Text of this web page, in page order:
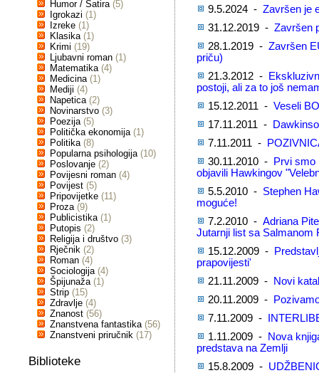
Humor / Satira (5)
Igrokazi (1)
Izreke (1)
Klasika (1)
Krimi (19)
Ljubavni roman (1)
Matematika (4)
Medicina (1)
Mediji (4)
Napetica (2)
Novinarstvo (3)
Poezija (5)
Politička ekonomija (1)
Politika (8)
Popularna psihologija (10)
Poslovanje (2)
Povijesni roman (4)
Povijest (5)
Pripovijetke (11)
Proza (9)
Publicistika (1)
Putopis (2)
Religija i društvo (3)
Rječnik (2)
Roman (4)
Sociologija (4)
Špijunaža (1)
Strip (15)
Zdravlje (4)
Znanost (56)
Znanstvena fantastika (56)
Znanstveni priručnik (17)
Biblioteke
9.5.2024 - Završen je
31.12.2019 - Završen
28.1.2019 - Završen
priču)
21.3.2012 -
postoji, ali za to još
15.12.2011 - Veseli
17.11.2011 -
7.11.2011 -
30.11.2010 -
Prvi smo
objavili Hawkingov
5.5.2010 - Stephen
moguće!
7.2.2010 - Adriana
Jutarnji list sa Salmanom
15.12.2009 -
prapovijesti'
21.11.2009 -
Novi
20.11.2009 -
7.11.2009 -
1.11.2009 -
Nova
predstava na Zemlji
15.8.2009 -